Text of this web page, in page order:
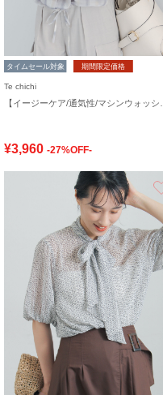
タイムセール対象 期間限定価格
Te chichi
¥3,960 -27%OFF-